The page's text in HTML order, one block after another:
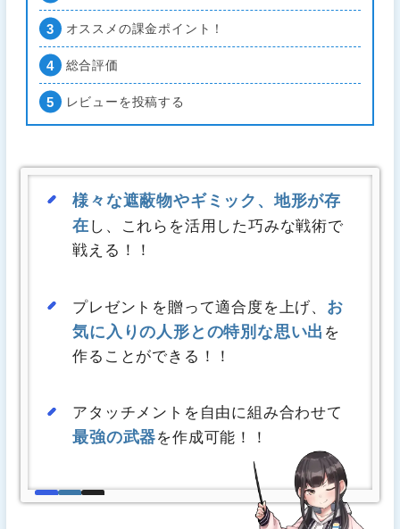
オススメの課金ポイント！
総合評価
レビューを投稿する
様々な遮蔽物やギミック、地形が存
在 し、これらを活用した巧みな戦術で
戦える！！
プレゼントを贈って適合度を上げ、 お
気に入りの人形との特別な思い出 を
作ることができる！！
アタッチメントを自由に組み合わせて
最強の武器を作成可能！！